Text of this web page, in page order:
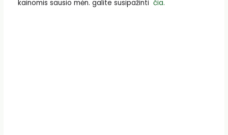
kainomis sausio mėn. galite susipažinti čia.